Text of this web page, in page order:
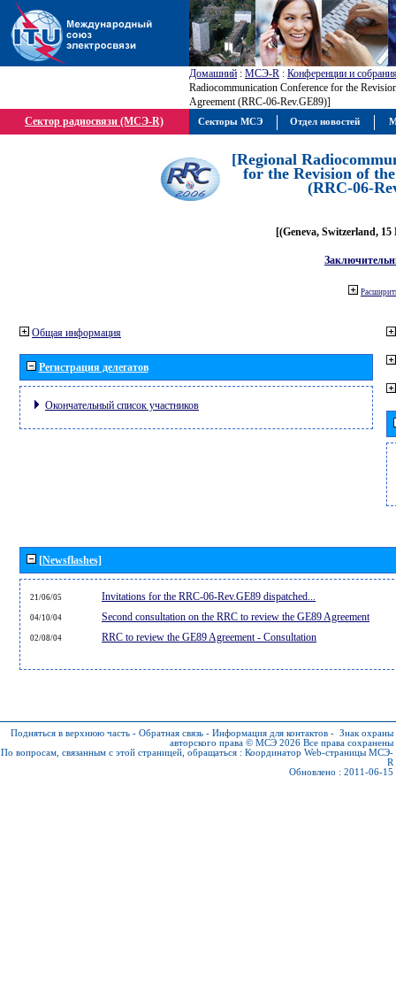
Домашний : МСЭ-R : Конференции и
Radiocommunication Conference for the
Agreement (RRC-06-Rev.GE89)]
Сектор радиосвязи (МСЭ-R)
[Regional
for the Revision of
(RRC-06-
[(Geneva, Switzerland, 15
Общая информация
Регистрация делегатов
Окончательный список участников
[Newsflashes]
21/06/05 Invitations for the RRC-06-Rev.GE89 dispatched...
04/10/04 Second consultation on the RRC to review the GE89 Agreement
02/08/04 RRC to review the GE89 Agreement - Consultation
Подняться в верхнюю часть - Обратная связь - Информация для контактов - Знак охраны
авторского права © МСЭ 2026 Все права сохранены
По вопросам, связанным с этой страницей, обращаться : Координатор Web-страницы МСЭ-
R
Обновлено : 2011-06-15
Секторы МСЭ Отдел новостей